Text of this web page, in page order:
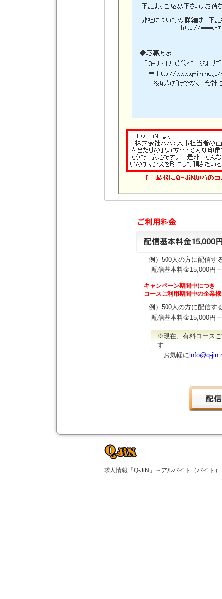
例）500人の方に配信す
配信基本料金15,000円
キャンペーン期間中につき
コースご利用期間中の企業
例）500人の方に配信す
配信基本料金15,000円
※現在、有料コース
す
お気軽にinfo@q-
求人情報「Q-JiN」～アルバイト（バイト